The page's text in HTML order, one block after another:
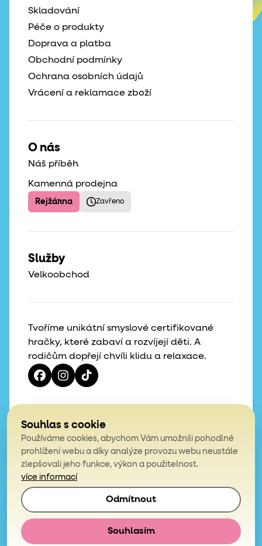
Tvoříme unikátní smyslové certifikované
hračky, které zabaví a rozvíjejí děti. A
rodičům dopřejí chvíli klidu a relaxace.
Skladování
Péče o produkty
Doprava a platba
Obchodní podmínky
Ochrana osobních údajů
Vrácení a reklamace zboží
O nás
Náš příběh
Kamenná prodejna
Rejžárna Zavřeno
Služby
Velkoobchod
4,9
z celkem 200 hodnocení
© 2026, Mámy v rejži. Všechna práva vyhrazena.
Obchodní podmínky
Podmínky ochrany osobních údajů
E-shop vytvořilaSimplia.cz
Souhlas s cookie
Používáme cookies, abychom Vám umožnili pohodlné
prohlížení webu a díky analýze provozu webu neustále
zlepšovali jeho funkce, výkon a použitelnost.
více informací
Odmítnout
Souhlasím